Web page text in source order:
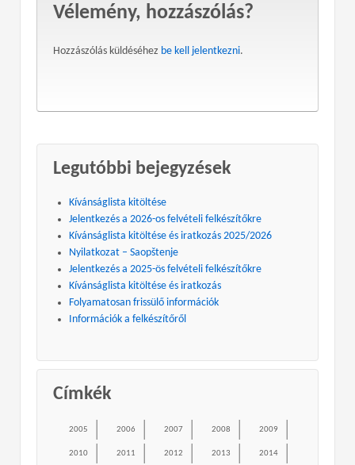
Vélemény, hozzászólás?
Hozzászólás küldéséhez be kell jelentkezni.
Legutóbbi bejegyzések
Kívánságlista kitöltése
Jelentkezés a 2026-os felvételi felkészítőkre
Kívánságlista kitöltése és iratkozás 2025/2026
Nyilatkozat – Saopštenje
Jelentkezés a 2025-ös felvételi felkészítőkre
Kívánságlista kitöltése és iratkozás
Folyamatosan frissülő információk
Információk a felkészítőről
Címkék
2005 2006 2007 2008 2009
2010 2011 2012 2013 2014